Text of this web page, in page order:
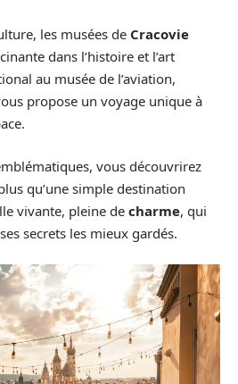
les musées de Cracovie
dans l’histoire et l’art
au musée de l’aviation,
propose un voyage unique à
vous découvrirez
qu’une simple destination
vivante, pleine de charme, qui
secrets les mieux gardés.